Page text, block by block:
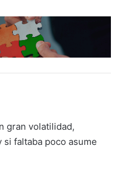
gran volatilidad,
faltaba poco asume